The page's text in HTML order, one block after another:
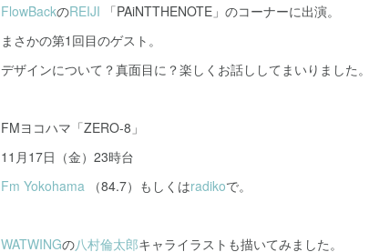
FlowBackのREIJI 「PAiNTTHENOTE」のコーナーに出演。
まさかの第1回目のゲスト。
デザインについて？真面目に？楽しくお話ししてまいりました。
FMヨコハマ「ZERO-8」
11月17日（金）23時台
Fm Yokohama
（84.7）もしくはradikoで。
WATWINGの八村倫太郎キャライラストも描いてみました。